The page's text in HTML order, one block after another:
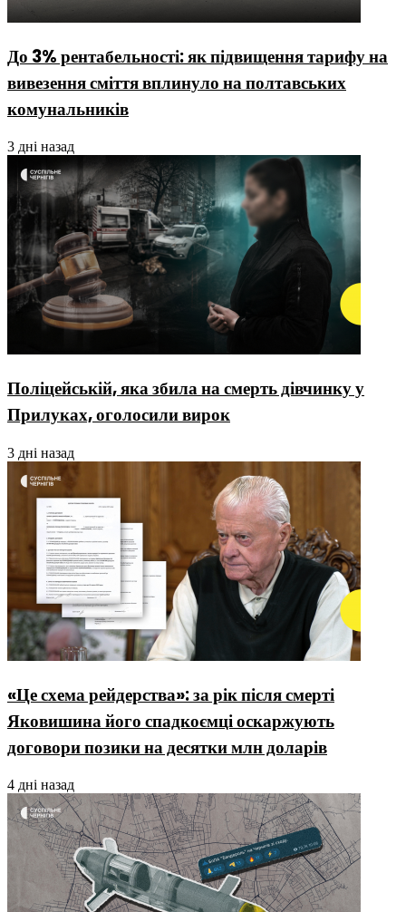
До 3% рентабельності: як підвищення тарифу на
вивезення сміття вплинуло на полтавських
комунальників
3 дні назад
Поліцейській, яка збила на смерть дівчинку у
Прилуках, оголосили вирок
3 дні назад
«Це схема рейдерства»: за рік після смерті
Яковишина його спадкоємці оскаржують
договори позики на десятки млн доларів
4 дні назад